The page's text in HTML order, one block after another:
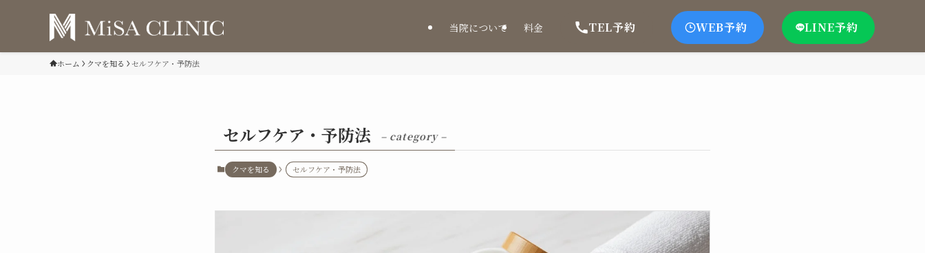
当院について 料金 TEL予約 WEB予約 LINE予約
ホーム クマを知る セルフケア・予防法
セルフケア・予防法 – category –
クマを知る セルフケア・予防法